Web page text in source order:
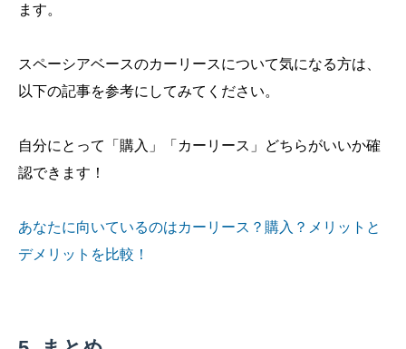
ます。
スペーシアベースのカーリースについて気になる方は、
以下の記事を参考にしてみてください。
自分にとって「購入」「カーリース」どちらがいいか確
認できます！
あなたに向いているのはカーリース？購入？メリットと
デメリットを比較！